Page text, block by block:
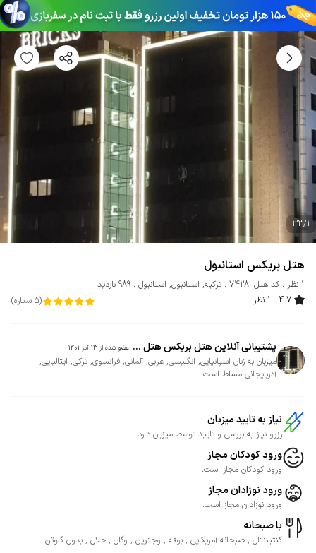
33/1
هتل بریکس استانبول
1 نظر کد هتل: 7428 ترکیه, استانبول, استانبول
989 بازدید
4.7
1 نظر (
5 ستاره)
پشتیبانی آنلاین هتل بریکس هتل ... عضو شده از 13 آذر 1401
میزبان به زبان اسپانیایی, انگلیسی, عربی, آلمانی, فرانسوی, ترکی, ایتالیایی,
آذربایجانی مسلط است
نیاز به تایید میزبان
رزرو نیاز به بررسی و تایید توسط میزبان دارد.
ورود کودکان مجاز
ورود کودکان مجاز است.
ورود نوزادان مجاز
ورود نوزادان مجاز است.
با صبحانه
کنتیننتال , صبحانه آمریکایی , بوفه , وجترین , وگان , حلال , بدون گلوتن